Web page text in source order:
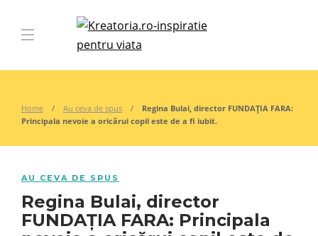
Home Au ceva de spus
Regina Bulai, director FUNDAȚIA FARA:
Principala nevoie a oricărui copil este de a fi iubit.
AU CEVA DE SPUS
Regina Bulai, director
FUNDAȚIA FARA: Principala